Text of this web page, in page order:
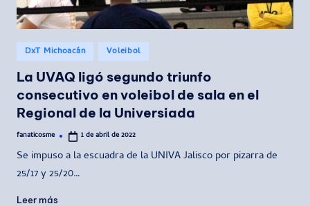
Publicado
en
DxT Michoacán Voleibol
La UVAQ ligó segundo triunfo
consecutivo en voleibol de sala en el
Regional de la Universiada
Publicado
fanaticosme 1 de abril de 2022
Se impuso a la escuadra de la UNIVA Jalisco por pizarra de
25/17 y 25/20…
Leer más